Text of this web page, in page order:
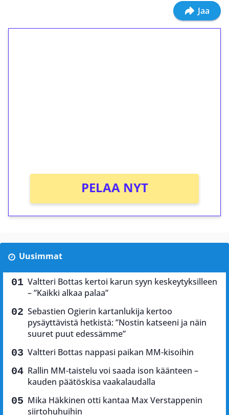
Jaa
PELAA NYT
Uusimmat
Valtteri Bottas kertoi karun syyn keskeytyksilleen
– ”Kaikki alkaa palaa”
Sebastien Ogierin kartanlukija kertoo
pysäyttävistä hetkistä: ”Nostin katseeni ja näin
suuret puut edessämme”
Valtteri Bottas nappasi paikan MM-kisoihin
Rallin MM-taistelu voi saada ison käänteen –
kauden päätöskisa vaakalaudalla
Mika Häkkinen otti kantaa Max Verstappenin
siirtohuhuihin